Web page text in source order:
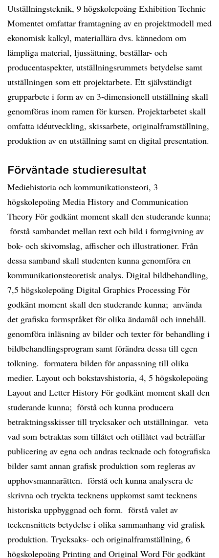
Utställningsteknik, 9 högskolepoäng Exhibition Technic
Momentet omfattar framtagning av en projektmodell med
ekonomisk kalkyl, materiallära dvs. kännedom om
lämpliga material, ljussättning, beställar- och
producentaspekter, utställningsrummets betydelse samt
utställningen som ett projektarbete. Ett självständigt
grupparbete i form av en 3-dimensionell utställning skall
genomföras inom ramen för kursen. Projektarbetet skall
omfatta idéutveckling, skissarbete, originalframställning,
produktion av en utställning samt en digital presentation.
Förväntade studieresultat
Mediehistoria och kommunikationsteori, 3
högskolepoäng Media History and Communication
Theory För godkänt moment skall den studerande kunna;
 förstå sambandet mellan text och bild i formgivning av
bok- och skivomslag, affischer och illustrationer. Från
dessa samband skall studenten kunna genomföra en
kommunikationsteoretisk analys. Digital bildbehandling,
7,5 högskolepoäng Digital Graphics Processing För
godkänt moment skall den studerande kunna;  använda
det grafiska formspråket för olika ändamål och innehåll. 
genomföra inläsning av bilder och texter för behandling i
bildbehandlingsprogram samt förändra dessa till egen
tolkning.  formatera bilden för anpassning till olika
medier. Layout och bokstavshistoria, 4, 5 högskolepoäng
Layout and Letter History För godkänt moment skall den
studerande kunna;  förstå och kunna producera
betraktningsskisser till trycksaker och utställningar.  veta
vad som betraktas som tillåtet och otillåtet vad beträffar
publicering av egna och andras tecknade och fotografiska
bilder samt annan grafisk produktion som regleras av
upphovsmannarätten.  förstå och kunna analysera de
skrivna och tryckta tecknens uppkomst samt tecknens
historiska uppbyggnad och form.  förstå valet av
teckensnittets betydelse i olika sammanhang vid grafisk
produktion. Trycksaks- och originalframställning, 6
högskolepoäng Printing and Original Word För godkänt